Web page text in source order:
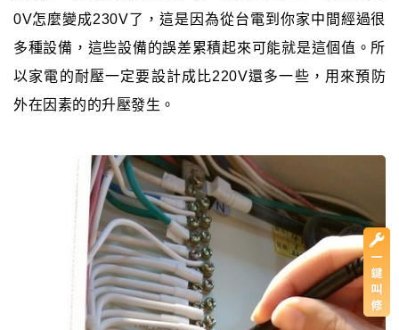
0V怎麼變成230V了，這是因為從台電到你家中間經過很
多種設備，這些設備的誤差累積起來可能就是這個值。所
以家電的耐壓一定要設計成比220V還多一些，用來預防
外在因素的的升壓發生。